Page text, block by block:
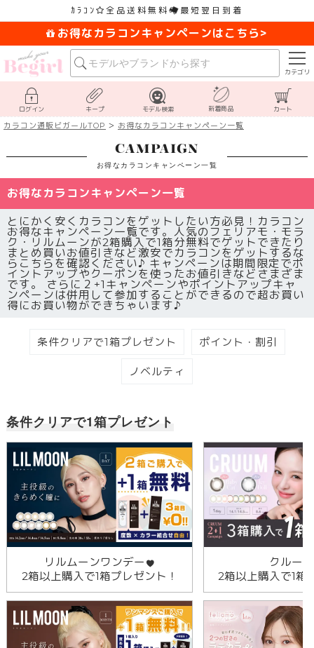
ｶﾗｺﾝ 全品送料無料 最短翌日到着
お得なカラコンキャンペーンはこちら>
カテゴリ
ログイン キープ モデル検索 新着商品 カート
カラコン通販ビガールTOP お得なカラコンキャンペーン一覧
CAMPAIGN
お得なカラコンキャンペーン一覧
お得なカラコンキャンペーン一覧
とにかく安くカラコンをゲットしたい方必見！カラコン
お得なキャンペーン一覧です。人気のフェリアモ・モラ
ク・リルムーンが2箱購入で1箱分無料でゲットできたり
まとめ買いお値引きなど激安でカラコンをゲットするな
らこちらを確認ください♪ キャンペーンは期間限定でポ
イントアップやクーポンを使ったお値引きなどさまざま
です。 さらに２+1キャンペーンやポイントアップキャ
ンペーンは併用して参加することができるので超お買い
得にお買い物ができちゃいます♪
条件クリアで1箱プレゼント ポイント・割引
ノベルティ
条件クリアで1箱プレゼント
リルムーンワンデー
2箱以上購入で1箱プレゼント！
クルーム
2箱以上購入で1箱